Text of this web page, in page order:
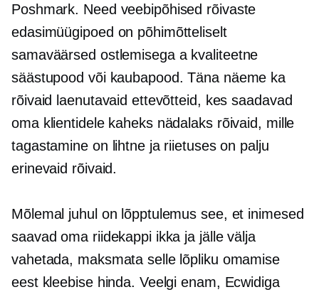
Poshmark. Need veebipõhised rõivaste
edasimüügipoed on põhimõtteliselt
samaväärsed ostlemisega a kvaliteetne
säästupood või kaubapood. Täna näeme ka
rõivaid laenutavaid ettevõtteid, kes saadavad
oma klientidele kaheks nädalaks rõivaid, mille
tagastamine on lihtne ja riietuses on palju
erinevaid rõivaid.
Mõlemal juhul on lõpptulemus see, et inimesed
saavad oma riidekappi ikka ja jälle välja
vahetada, maksmata selle lõpliku omamise
eest kleebise hinda. Veelgi enam, Ecwidiga